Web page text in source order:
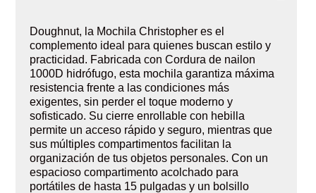
Doughnut, la Mochila Christopher es el
complemento ideal para quienes buscan estilo y
practicidad. Fabricada con Cordura de nailon
1000D hidrófugo, esta mochila garantiza máxima
resistencia frente a las condiciones más
exigentes, sin perder el toque moderno y
sofisticado. Su cierre enrollable con hebilla
permite un acceso rápido y seguro, mientras que
sus múltiples compartimentos facilitan la
organización de tus objetos personales. Con un
espacioso compartimento acolchado para
portátiles de hasta 15 pulgadas y un bolsillo